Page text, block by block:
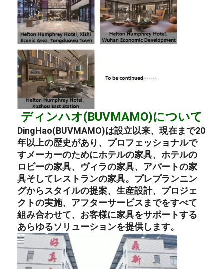
ディンハオ(BUVMAMO)について
DingHao(BUVMAMO)は設立以来、現在まで20
年以上の歴史があり、プロフェッショナルで
すメーカーのためにホテルの家具、ホテルの
ロビーの家具、 ヴィラの家具、 アパートの家
具そしてレストランの家具。プレプランニン
グからスタイルの提案、生産設計、プロジェ
クトの実施、アフターサービスまでをすべて
組み合わせて、お客様に家具をサポートする
あらゆるソリューションを提供します。